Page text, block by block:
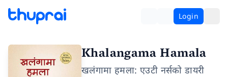
Login
Khalangama Hamala
खलंगामा हमला: एउटी नर्सको डायरी